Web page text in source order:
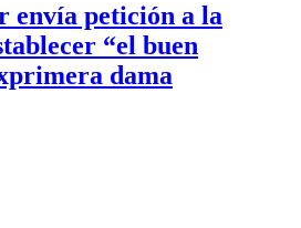
envía petición a la
“el buen
dama